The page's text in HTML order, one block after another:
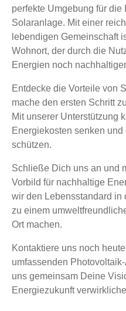
perfekte Umgebung für
Solaranlage. Mit einer
lebendigen Gemeinschaft
Wohnort, der durch die
Energien noch
Entdecke die Vorteile von
mache den ersten Schritt
Mit unserer Unterstützung
Energiekosten senken
schützen.
Schließe Dich uns an und
Vorbild für nachhaltige
wir den Lebensstandard in
zu einem
Ort machen.
Kontaktiere uns noch
umfassenden
uns gemeinsam Deine
Energiezukunft